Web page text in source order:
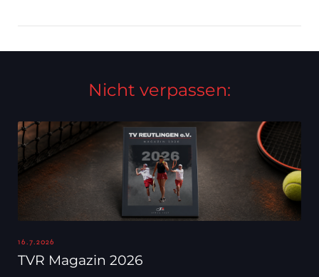
Nicht verpassen:
16.7.2026
TVR Magazin 2026